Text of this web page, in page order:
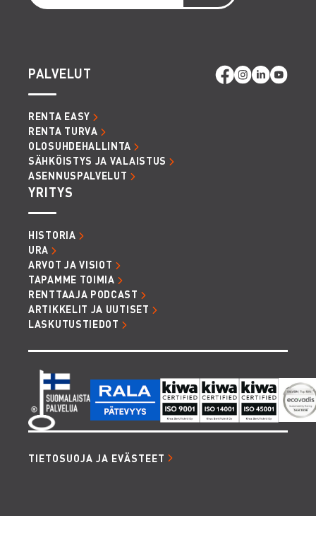
PALVELUT
RENTA EASY
RENTA TURVA
OLOSUHDEHALLINTA
SÄHKÖISTYS JA VALAISTUS
ASENNUSPALVELUT
YRITYS
HISTORIA
URA
ARVOT JA VISIOT
TAPAMME TOIMIA
RENTTAAJA PODCAST
ARTIKKELIT JA UUTISET
LASKUTUSTIEDOT
TIETOSUOJA JA EVÄSTEET